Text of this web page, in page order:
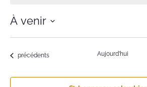
À venir
date.
Évènements
précédents Aujourd’hui